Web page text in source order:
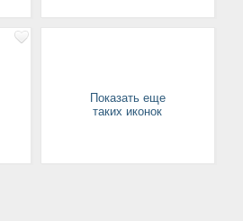
Показать еще
таких иконок